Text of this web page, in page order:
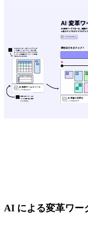
AI による変革ワー